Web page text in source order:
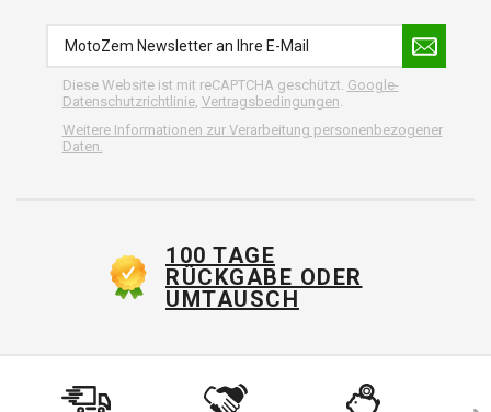
Diese Website ist mit reCAPTCHA geschützt. Google-
Datenschutzrichtlinie, Vertragsbedingungen
Weitere Informationen zur Verarbeitung personenbezogener
Daten.
100 TAGE
RÜCKGABE ODER
UMTAUSCH